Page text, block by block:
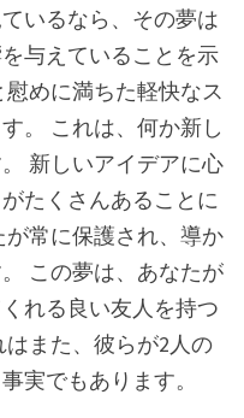
いるなら、その夢は
与えていることを示
めに満ちた軽快なス
。 これは、何か新し
新しいアイデアに心
たくさんあることに
常に保護され、導か
この夢は、あなたが
れる良い友人を持つ
また、彼らが2人の
実でもあります。